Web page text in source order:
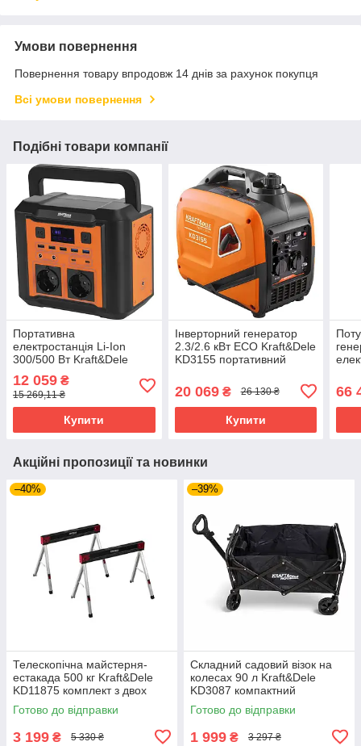
Умови повернення
Повернення товару впродовж 14 днів за рахунок покупця
Всі умови повернення
Подібні товари компанії
Портативна
електростанція Li-Ion
300/500 Вт Kraft&Dele
для кемпінгу електрична
станція для заряджання
12 059 ₴
15 269,11 ₴
Купити
Інверторний генератор
2.3/2.6 кВт ECO Kraft&Dele
KD3155 портативний
дачі та кемпінгу
генератори для кафе
20 069₴ 26 130 ₴
Купити
66
Акційні пропозиції та новинки
–40%
Телескопічна майстерня-
естакада 500 кг Kraft&Dele
KD11875 комплект з двох
регульованих стійок
Готово до відправки
3 199 ₴ 5 330 ₴
–39%
Складний садовий візок на
колесах 90 л Kraft&Dele
KD3087 компактний
транспортний візок
Готово до відправки
1 999 ₴ 3 297 ₴